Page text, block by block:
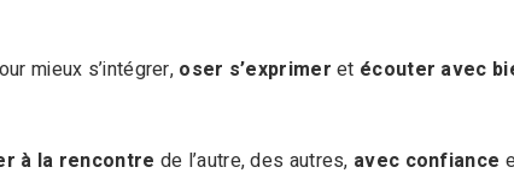
mieux s’intégrer, oser s’exprimer et écouter avec
à la rencontre de l’autre, des autres, avec confiance